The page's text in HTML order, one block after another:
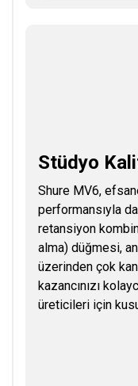
Stüdyo
Shure MV6,
performansıyla
retansiyon
alma) düğmesi,
üzerinden çok
kazancınızı
üreticileri için